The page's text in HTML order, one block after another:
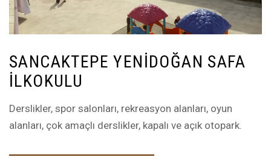
SANCAKTEPE YENIDOĞAN SAFA
İLKOKULU
Derslikler, spor salonları, rekreasyon alanları, oyun
alanları, çok amaçlı derslikler, kapalı ve açık otopark.